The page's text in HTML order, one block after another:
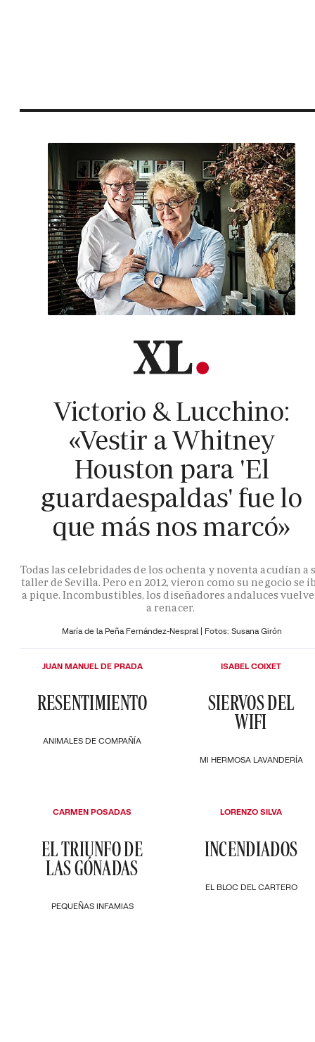
Victorio & Lucchino:
«Vestir a Whitney
Houston para 'El
guardaespaldas' fue lo
que más nos marcó»
Todas las celebridades de los ochenta y noventa acudían a
taller de Sevilla. Pero en 2012, vieron como su negocio se
a pique. Incombustibles, los diseñadores andaluces
a renacer.
María de la Peña Fernández-Nespral | Fotos: Susana Girón
ANIMALES DE COMPAÑÍA
RESENTIMIENTO
JUAN MANUEL DE PRADA
MI HERMOSA LAVANDERÍA
SIERVOS DEL
WIFI
ISABEL COIXET
PEQUEÑAS INFAMIAS
EL TRIUNFO DE
LAS GÓNADAS
CARMEN POSADAS
EL BLOC DEL CARTERO
INCENDIADOS
LORENZO SILVA